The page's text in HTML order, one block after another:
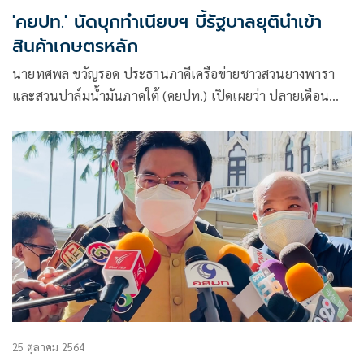
'คยปท.' นัดบุกทำเนียบฯ บี้รัฐบาลยุตินำเข้า
สินค้าเกษตรหลัก
นายทศพล ขวัญรอด ประธานภาคีเครือข่ายชาวสวนยางพารา
และสวนปาล์มน้ำมันภาคใต้ (คยปท.) เปิดเผยว่า ปลายเดือน
25 ตุลาคม 2564